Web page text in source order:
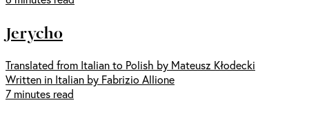
Jerycho
Translated from Italian to Polish by Mateusz Kłodecki
Written in Italian by Fabrizio Allione
7 minutes read